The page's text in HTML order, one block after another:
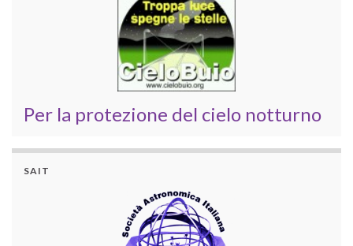
Per la protezione del cielo notturno
SAIT